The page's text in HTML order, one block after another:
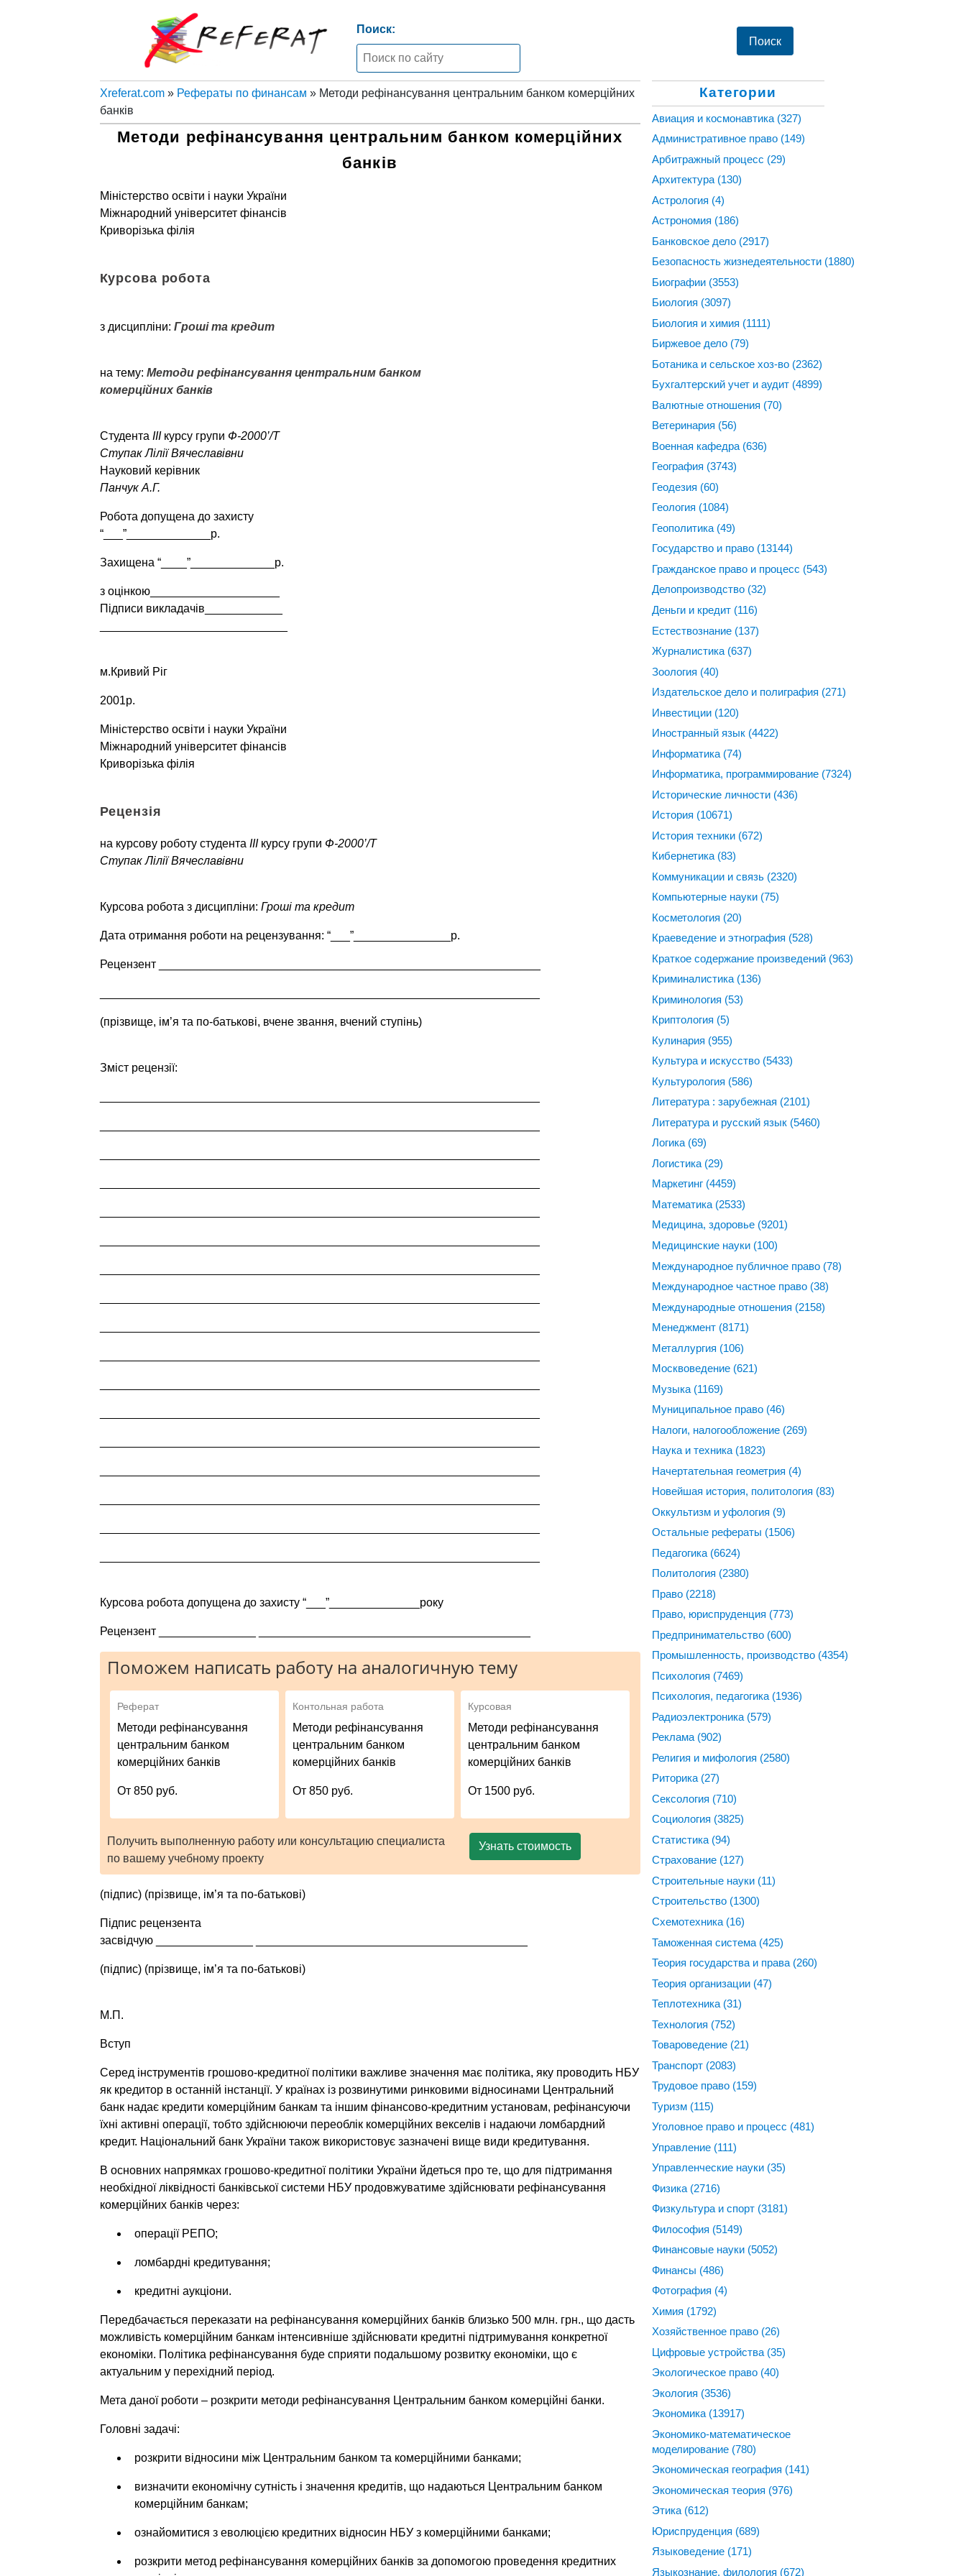
Поиск:
Xreferat.com» Рефераты по финансам » Методи рефінансування центральним банком комерційних
банків
Методи рефінансування центральним банком комерційних
банків
Міністерство освіти і науки України
Міжнародний університет фінансів
Криворізька філія
Курсова робота
з дисципліни: Гроші та кредит
на тему: Методи рефінансування центральним банком
комерційних банків
Студента III курсу групи Ф-2000’/Т
Ступак Лілії Вячеславівни
Науковий керівник
Панчук А.Г.
Робота допущена до захисту
“___”_____________р.
Захищена “____”_____________р.
з оцінкою____________________
Підписи викладачів____________
м.Кривий Ріг
2001р.
Міністерство освіти і науки України
Міжнародний університет фінансів
Криворізька філія
Рецензія
на курсову роботу студента IIIкурсу групи Ф-2000’/Т
Ступак Лілії Вячеславівни
Курсова робота з дисципліни: Гроші та кредит
Дата отримання роботи на рецензування: “___”_______________р.
Рецензент ___________________________________________________________
(прізвище, ім’я та по-батькові, вчене звання, вчений ступінь)
Зміст рецензії:
Курсова робота допущена до захисту “___”______________року
Рецензент _______________ __________________________________________
Поможем написать работу на аналогичную тему
Реферат
Методи рефінансування
центральним банком
комерційних банків
От 850 руб.
Контольная работа
Методи рефінансування
центральним банком
комерційних банків
От 850 руб.
Курсовая
Методи рефінансування
центральним банком
комерційних банків
От 1500 руб.
Получить выполненную работу или консультацию специалиста
по вашему учебному проекту
Узнать стоимость
(підпис) (прізвище, ім’я та по-батькові)
Підпис рецензента
засвідчую _______________ __________________________________________
(підпис) (прізвище, ім’я та по-батькові)
М.П.
Вступ
Серед інструментів грошово-кредитної політики важливе значення має політика, яку проводить НБУ
як кредитор в останній інстанції. У країнах із розвинутими ринковими відносинами Центральний
банк надає кредити комерційним банкам та іншим фінансово-кредитним установам, рефінансуючи
їхні активні операції, тобто здійснюючи переоблік комерційних векселів і надаючи ломбардний
кредит. Національний банк України також використовує зазначені вище види кредитування.
В основних напрямках грошово-кредитної політики України йдеться про те, що для підтримання
необхідної ліквідності банківської системи НБУ продовжуватиме здійснювати рефінансування
комерційних банків через:
операції РЕПО;
ломбардні кредитування;
кредитні аукціони.
Передбачається переказати на рефінансування комерційних банків близько 500 млн. грн., що дасть
можливість комерційним банкам інтенсивніше здійснювати кредитні підтримування конкретної
економіки. Політика рефінансування буде сприяти подальшому розвитку економіки, що є
актуальним у перехідний період.
Мета даної роботи – розкрити методи рефінансування Центральним банком комерційні банки.
Головні задачі:
розкрити відносини між Центральним банком та комерційними банками;
визначити економічну сутність і значення кредитів, що надаються Центральним банком
комерційним банкам;
ознайомитися з еволюцією кредитних відносин НБУ з комерційними банками;
розкрити метод рефінансування комерційних банків за допомогою проведення кредитних
Категории
Авиация и космонавтика (327)
Административное право (149)
Арбитражный процесс (29)
Архитектура (130)
Астрология (4)
Астрономия (186)
Банковское дело (2917)
Безопасность жизнедеятельности (1880)
Биографии (3553)
Биология (3097)
Биология и химия (1111)
Биржевое дело (79)
Ботаника и сельское хоз-во (2362)
Бухгалтерский учет и аудит (4899)
Валютные отношения (70)
Ветеринария (56)
Военная кафедра (636)
География (3743)
Геодезия (60)
Геология (1084)
Геополитика (49)
Государство и право (13144)
Гражданское право и процесс (543)
Делопроизводство (32)
Деньги и кредит (116)
Естествознание (137)
Журналистика (637)
Зоология (40)
Издательское дело и полиграфия (271)
Инвестиции (120)
Иностранный язык (4422)
Информатика (74)
Информатика, программирование (7324)
Исторические личности (436)
История (10671)
История техники (672)
Кибернетика (83)
Коммуникации и связь (2320)
Компьютерные науки (75)
Косметология (20)
Краеведение и этнография (528)
Краткое содержание произведений (963)
Криминалистика (136)
Криминология (53)
Криптология (5)
Кулинария (955)
Культура и искусство (5433)
Культурология (586)
Литература : зарубежная (2101)
Литература и русский язык (5460)
Логика (69)
Логистика (29)
Маркетинг (4459)
Математика (2533)
Медицина, здоровье (9201)
Медицинские науки (100)
Международное публичное право (78)
Международное частное право (38)
Международные отношения (2158)
Менеджмент (8171)
Металлургия (106)
Москвоведение (621)
Музыка (1169)
Муниципальное право (46)
Налоги, налогообложение (269)
Наука и техника (1823)
Начертательная геометрия (4)
Новейшая история, политология (83)
Оккультизм и уфология (9)
Остальные рефераты (1506)
Педагогика (6624)
Политология (2380)
Право (2218)
Право, юриспруденция (773)
Предпринимательство (600)
Промышленность, производство (4354)
Психология (7469)
Психология, педагогика (1936)
Радиоэлектроника (579)
Реклама (902)
Религия и мифология (2580)
Риторика (27)
Сексология (710)
Социология (3825)
Статистика (94)
Страхование (127)
Строительные науки (11)
Строительство (1300)
Схемотехника (16)
Таможенная система (425)
Теория государства и права (260)
Теория организации (47)
Теплотехника (31)
Технология (752)
Товароведение (21)
Транспорт (2083)
Трудовое право (159)
Туризм (115)
Уголовное право и процесс (481)
Управление (111)
Управленческие науки (35)
Физика (2716)
Физкультура и спорт (3181)
Философия (5149)
Финансовые науки (5052)
Финансы (486)
Фотография (4)
Химия (1792)
Хозяйственное право (26)
Цифровые устройства (35)
Экологическое право (40)
Экология (3536)
Экономика (13917)
Экономико-математическое
моделирование (780)
Экономическая география (141)
Экономическая теория (976)
Этика (612)
Юриспруденция (689)
Языковедение (171)
Языкознание, филология (672)